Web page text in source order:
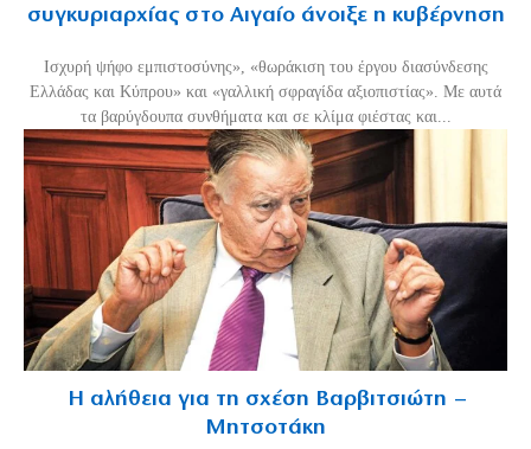
συγκυριαρχίας στο Αιγαίο άνοιξε η κυβέρνηση
Ισχυρή ψήφο εμπιστοσύνης», «θωράκιση του έργου διασύνδεσης
Ελλάδας και Κύπρου» και «γαλλική σφραγίδα αξιοπιστίας». Με αυτά
τα βαρύγδουπα συνθήματα και σε κλίμα φιέστας και...
Η αλήθεια για τη σχέση Βαρβιτσιώτη –
Μητσοτάκη